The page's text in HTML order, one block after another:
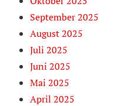
September 2025
August 2025
Juli 2025
Juni 2025
Mai 2025
April 2025